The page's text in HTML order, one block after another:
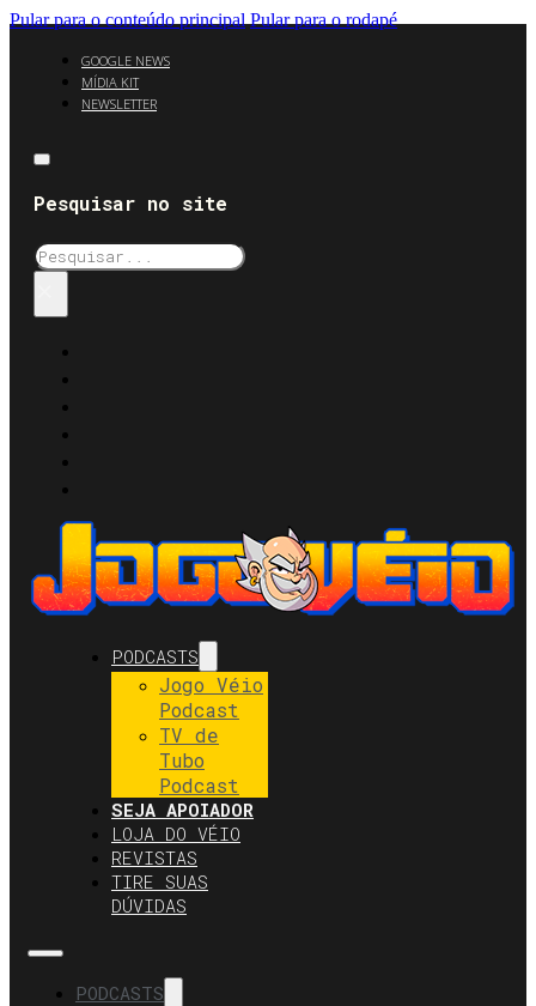
Pular para o conteúdo principal Pular para o rodapé
GOOGLE NEWS
MÍDIA KIT
NEWSLETTER
Pesquisar no site
Pesquisar
PODCASTS
Jogo Véio
Podcast
TV de
Tubo
Podcast
SEJA APOIADOR
LOJA DO VÉIO
REVISTAS
TIRE SUAS
DÚVIDAS
PODCASTS